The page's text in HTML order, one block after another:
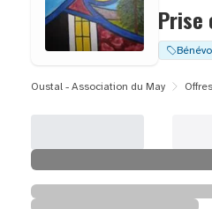
Prise
Oustal - Association du May